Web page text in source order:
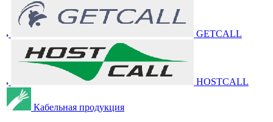
GETCALL
HOSTCALL
Кабельная продукция